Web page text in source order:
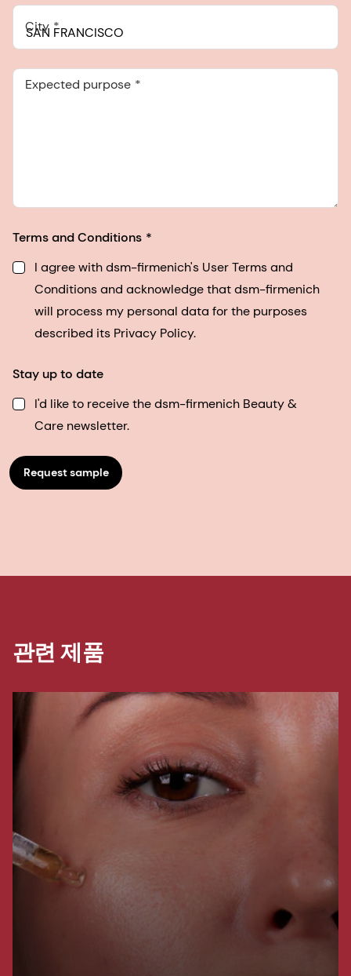
City
Expected purpose
Terms and Conditions
I agree with dsm-firmenich's User Terms and
Conditions and acknowledge that dsm-firmenich
will process my personal data for the purposes
described its Privacy Policy.
Stay up to date
I'd like to receive the dsm-firmenich Beauty &
Care newsletter.
Request sample
관련 제품